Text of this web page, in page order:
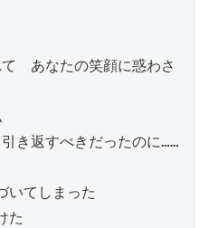
　あなたの笑顔に惑わさ
き返すべきだったのに……
いてしまった
た